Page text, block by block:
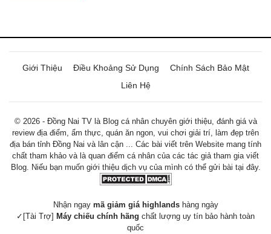
Giới Thiệu Điều Khoảng Sử Dụng
Chính Sách Bảo Mật
Liên Hệ
© 2026 - Đồng Nai TV là Blog cá nhân chuyên giới thiệu, đánh giá và
review địa điểm, ẩm thực, quán ăn ngon, vui chơi giải trí, làm đẹp trên
địa bán tỉnh Đồng Nai và lân cận ... Các bài viết trên Website mang tính
chất tham khảo và là quan điểm cá nhân của các tác giả tham gia viết
Blog. Niếu bạn muốn giới thiệu dịch vụ của mình có thể gửi bài tại đây.
Nhận ngay mã giảm giá highlandshàng ngày
✓[Tài Trợ] Máy chiếu chính hãng chất lượng uy tín bảo hành toàn
quốc